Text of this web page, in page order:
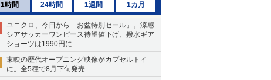
1時間 24時間 1週間 1カ月
ユニクロ、今日から「お盆特別セール」。涼感
シアサッカーワンピース待望値下げ、撥水ギア
ショーツは1990円に
東映の歴代オープニング映像がカプセルトイ
に。全5種で8月下旬発売